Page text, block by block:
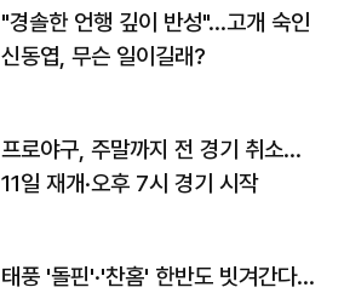
"경솔한 언행 깊이 반성"…고개 숙인
신동엽, 무슨 일이길래?
프로야구, 주말까지 전 경기 취소…
11일 재개·오후 7시 경기 시작
태풍 '돌핀'·'찬홈' 한반도 빗겨간다…